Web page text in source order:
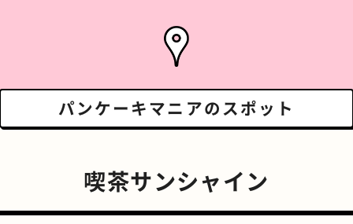
パンケーキマニアの スポット
喫茶サンシャイン